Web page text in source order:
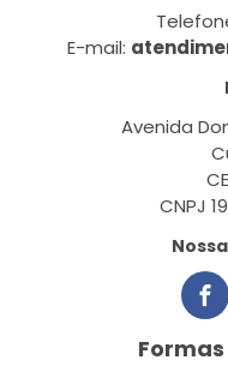
E-mail:
Avenida
CNPJ